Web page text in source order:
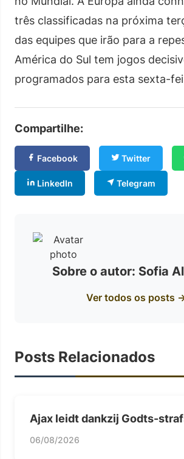
três classificadas na próxima
das equipes que irão para a
América do Sul tem jogos
programados para esta sexta-
Compartilhe:
Facebook Twitter
LinkedIn Telegram
Sobre o autor: Sofia
Ver todos os posts
Posts Relacionados
Ajax leidt dankzij Godts-
06/08/2026